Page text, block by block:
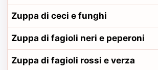
Zuppa di ceci e funghi
Zuppa di fagioli neri e peperoni
Zuppa di fagioli rossi e verza